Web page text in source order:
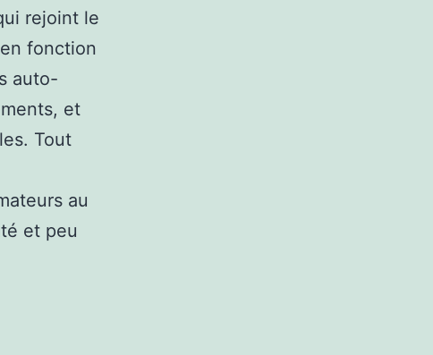
rejoint le
fonction
auto-
et
Tout
au
et peu